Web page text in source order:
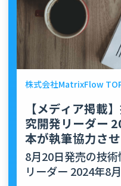
株式会社MatrixFlow
【メディア掲載
究開発リーダー
本が執筆協力さ
8月20日発売の技
リーダー 2024年8